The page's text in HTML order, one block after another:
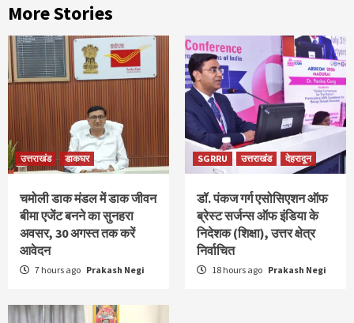
More Stories
उत्तराखंड डाकघर
चमोली डाक मंडल में डाक जीवन
बीमा एजेंट बनने का सुनहरा
अवसर, 30 अगस्त तक करें
आवेदन
7 hours ago Prakash Negi
SGRRU उत्तराखंड देहरादून
डॉ. पंकज गर्ग एसोसिएशन ऑफ
ब्रेस्ट सर्जन्स ऑफ इंडिया के
निदेशक (शिक्षा), उत्तर क्षेत्र
निर्वाचित
18 hours ago Prakash Negi